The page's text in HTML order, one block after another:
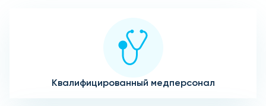
Квалифицированный медперсонал